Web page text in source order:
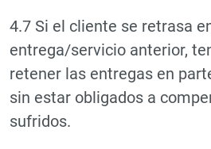
4.7 Si el cliente se retrasa
entrega/servicio anterior,
retener las entregas en
sin estar obligados a
sufridos.